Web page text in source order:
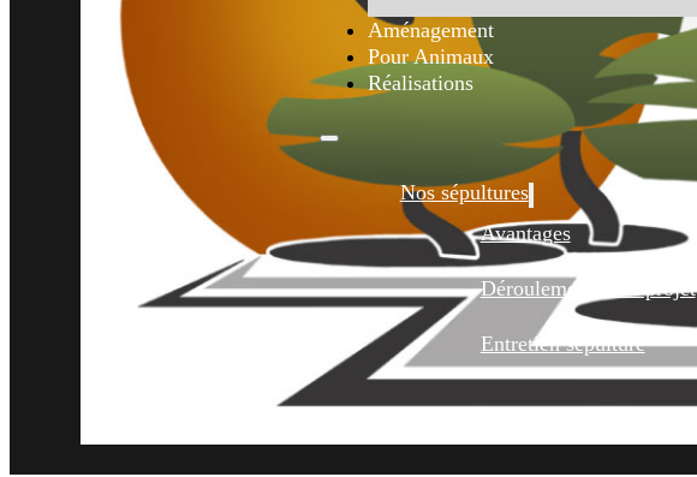
Aménagement
Pour Animaux
Réalisations
Nos sépultures
Avantages
Déroulement d’un projet
Entretien sépulture